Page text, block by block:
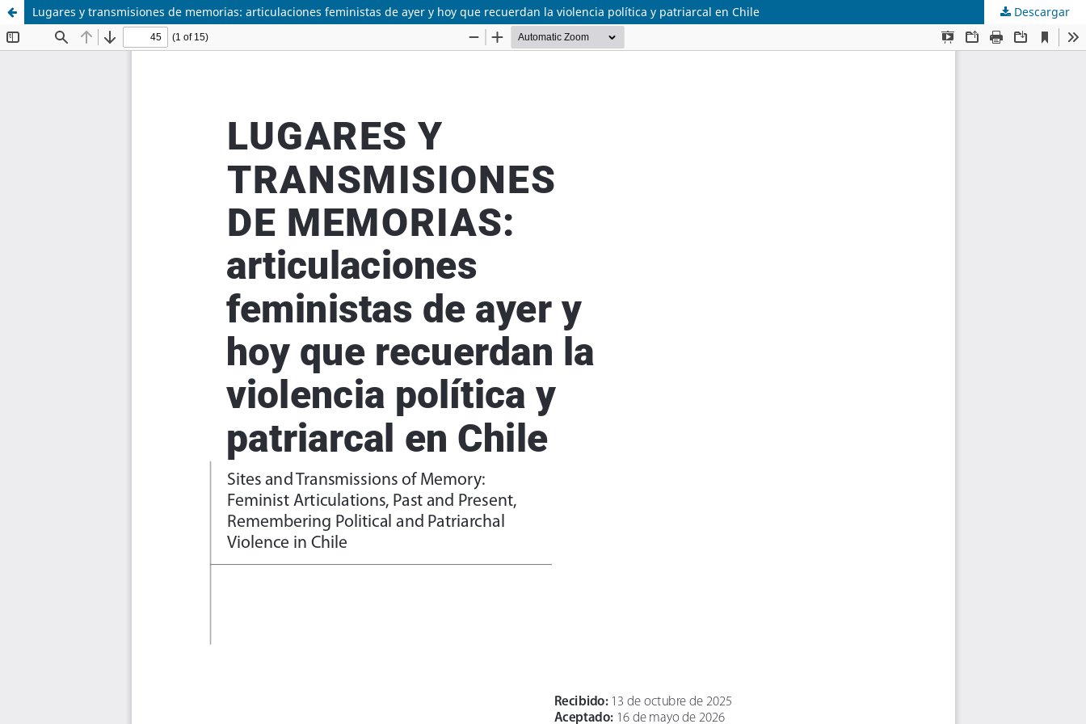
Lugares y transmisiones de memorias: articulaciones feministas de ayer y hoy que recuerdan la violencia política y patriarcal en Chile Descargar